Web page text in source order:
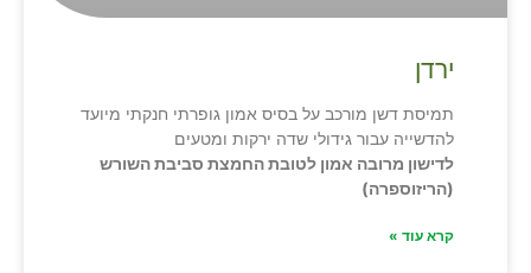
ירדן
תמיסת דשן מורכב על בסיס אמון גופרתי חנקתי מיועד
להדשייה עבור גידולי שדה ירקות ומטעים
לדישון מרובה אמון לטובת החמצת סביבת השורש
(הריזוספרה)
קרא עוד »